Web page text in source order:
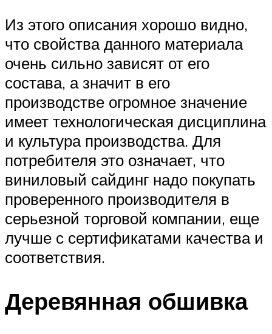
Из этого описания хорошо видно,
что свойства данного материала
очень сильно зависят от его
состава, а значит в его
производстве огромное значение
имеет технологическая дисциплина
и культура производства. Для
потребителя это означает, что
виниловый сайдинг надо покупать
проверенного производителя в
серьезной торговой компании, еще
лучше с сертификатами качества и
соответствия.
Деревянная обшивка